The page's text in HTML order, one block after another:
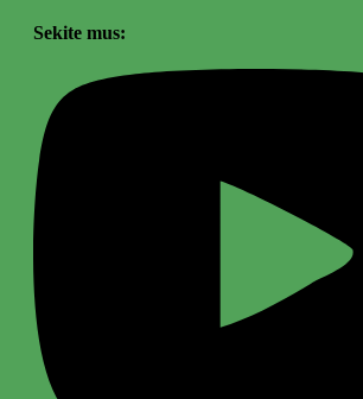
Sekite mus: